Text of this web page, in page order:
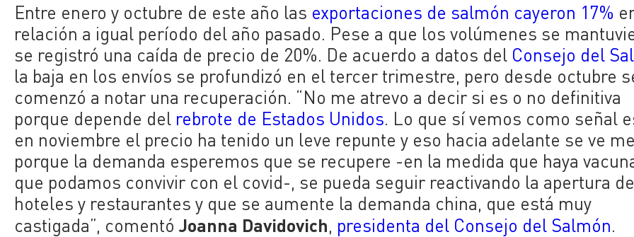
Entre enero y octubre de este año las exportaciones de salmón cayeron 17%
relación a igual período del año pasado. Pese a que los volúmenes se
se registró una caída de precio de 20%. De acuerdo a datos del Consejo del
la baja en los envíos se profundizó en el tercer trimestre, pero desde octubre
comenzó a notar una recuperación. “No me atrevo a decir si es o no definitiva
porque depende del rebrote de Estados Unidos. Lo que sí vemos como señal
en noviembre el precio ha tenido un leve repunte y eso hacia adelante se ve
porque la demanda esperemos que se recupere -en la medida que haya
que podamos convivir con el covid-, se pueda seguir reactivando la apertura de
hoteles y restaurantes y que se aumente la demanda china, que está muy
castigada”, comentóJoanna Davidovich, presidenta del Consejo del Salmón.